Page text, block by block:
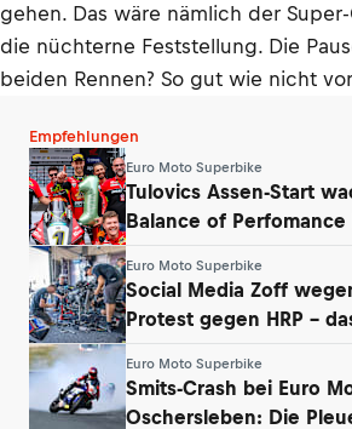
gehen. Das wäre nämlich der
die nüchterne Feststellung. Die
beiden Rennen? So gut wie nicht
Empfehlungen
Euro Moto Superbike
Tulovics Assen-Start
Balance of
Euro Moto Superbike
Social Media Zoff
Protest gegen HRP –
Euro Moto Superbike
Smits-Crash bei Euro
Oschersleben: Die